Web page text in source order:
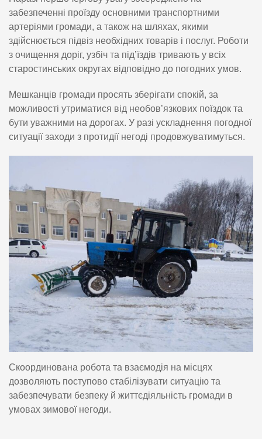
забезпеченні проїзду основними транспортними
артеріями громади, а також на шляхах, якими
здійснюється підвіз необхідних товарів і послуг. Роботи
з очищення доріг, узбіч та під’їздів тривають у всіх
старостинських округах відповідно до погодних умов.
Мешканців громади просять зберігати спокій, за
можливості утриматися від необов’язкових поїздок та
бути уважними на дорогах. У разі ускладнення погодної
ситуації заходи з протидії негоді продовжуватимуться.
Скоординована робота та взаємодія на місцях
дозволяють поступово стабілізувати ситуацію та
забезпечувати безпеку й життєдіяльність громади в
умовах зимової негоди.